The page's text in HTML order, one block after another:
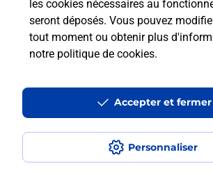
les cookies nécessaires au
seront déposés. Vous pouvez
tout moment ou obtenir plus
notre politique de cookies.
Personnaliser
Accepter et fermer
Accessibilité : partiellement conforme
Conditions contractuelles
Mentions légales